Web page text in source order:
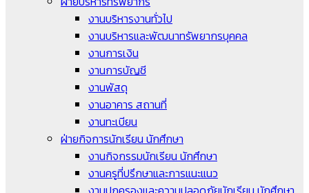
งานบริหารงานทั่วไป
งานบริหารและพัฒนาทรัพยากรบุคคล
งานการเงิน
งานการบัญชี
งานพัสดุ
งานอาคาร สถานที่
งานทะเบียน
ฝ่ายกิจการนักเรียน นักศึกษา
งานกิจกรรมนักเรียน นักศึกษา
งานครูที่ปรึกษาและการแนะแนว